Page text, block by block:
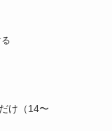
け（14〜